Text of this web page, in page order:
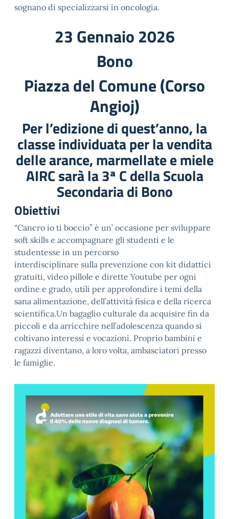
sognano di specializzarsi in oncologia.
23 Gennaio 2026
Bono
Piazza del Comune (Corso
Angioj)
Per l’edizione di quest’anno, la
classe individuata per la vendita
delle arance, marmellate e miele
AIRC sarà la 3ª C della Scuola
Secondaria di Bono
Obiettivi
“Cancro io ti boccio” è un’ occasione per sviluppare
soft skills e accompagnare gli studenti e le
studentesse in un percorso
interdisciplinare sulla prevenzione con kit didattici
gratuiti, video pillole e dirette Youtube per ogni
ordine e grado, utili per approfondire i temi della
sana alimentazione, dell’attività fisica e della ricerca
scientifica.Un bagaglio culturale da acquisire fin da
piccoli e da arricchire nell’adolescenza quando si
coltivano interessi e vocazioni. Proprio bambini e
ragazzi diventano, a loro volta, ambasciatori presso
le famiglie.